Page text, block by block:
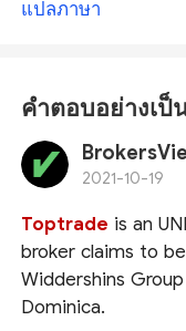
แปลภาษา
คำตอบอย่างเป็
2021-10-19
Toptrade is an
broker claims to
Widdershins
Dominica.